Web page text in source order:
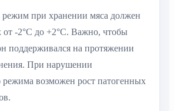
при хранении мяса должен
от -2°C до +2°C. Важно, чтобы
поддерживался на протяжении
При нарушении
режима возможен рост патогенных